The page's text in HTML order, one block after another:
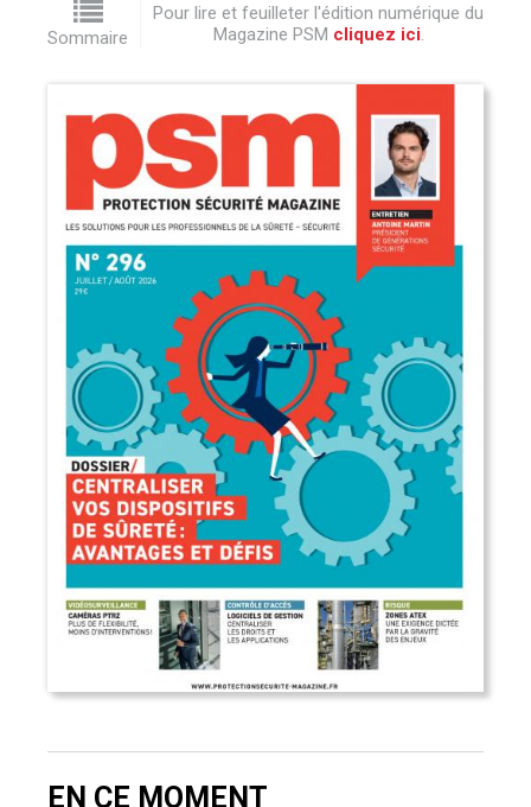
Sommaire
Pour lire et feuilleter l'édition numérique du
Magazine PSM cliquez ici.
EN CE MOMENT